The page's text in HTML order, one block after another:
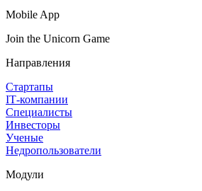
Mobile App
Join the Unicorn Game
Направления
Стартапы
IT‑компании
Специалисты
Инвесторы
Ученые
Недропользователи
Модули